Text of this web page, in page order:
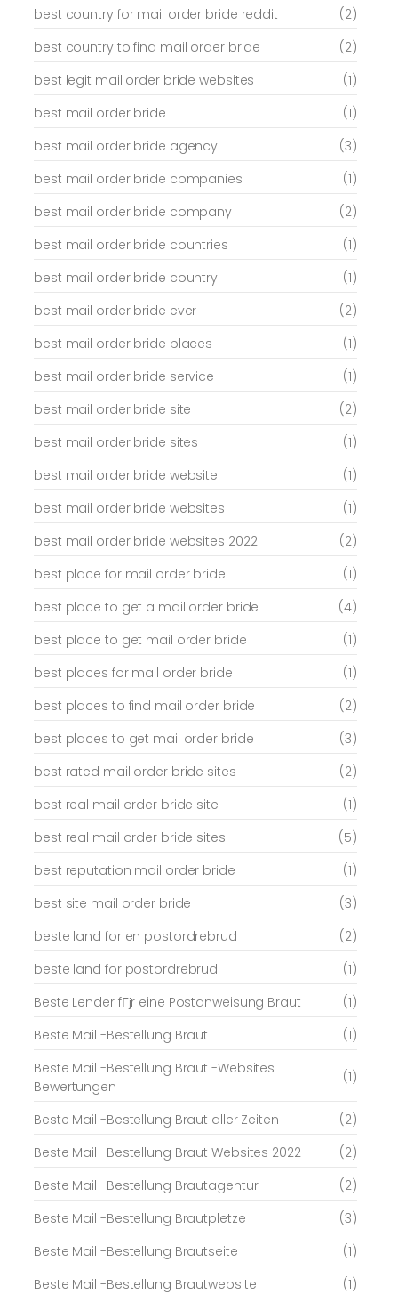
best country for mail order bride reddit
(2)
best country to find mail order bride
(2)
best legit mail order bride websites
(1)
best mail order bride
(1)
best mail order bride agency
(3)
best mail order bride companies
(1)
best mail order bride company
(2)
best mail order bride countries
(1)
best mail order bride country
(1)
best mail order bride ever
(2)
best mail order bride places
(1)
best mail order bride service
(1)
best mail order bride site
(2)
best mail order bride sites
(1)
best mail order bride website
(1)
best mail order bride websites
(1)
best mail order bride websites 2022
(2)
best place for mail order bride
(1)
best place to get a mail order bride
(4)
best place to get mail order bride
(1)
best places for mail order bride
(1)
best places to find mail order bride
(2)
best places to get mail order bride
(3)
best rated mail order bride sites
(2)
best real mail order bride site
(1)
best real mail order bride sites
(5)
best reputation mail order bride
(1)
best site mail order bride
(3)
beste land for en postordrebrud
(2)
beste land for postordrebrud
(1)
Beste Lender fГјr eine Postanweisung Braut
(1)
Beste Mail -Bestellung Braut
(1)
Beste Mail -Bestellung Braut -Websites
Bewertungen
(1)
Beste Mail -Bestellung Braut aller Zeiten
(2)
Beste Mail -Bestellung Braut Websites 2022
(2)
Beste Mail -Bestellung Brautagentur
(2)
Beste Mail -Bestellung Brautpletze
(3)
Beste Mail -Bestellung Brautseite
(1)
Beste Mail -Bestellung Brautwebsite
(1)